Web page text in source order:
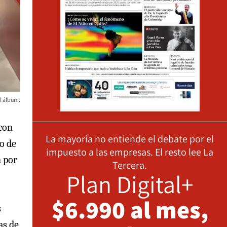
álbum.
de
por
de
La mayoría no entiende el debate por el
impuesto a las empresas. El resto lee La
Tercera.
Plan Digital+
$6.990 al mes,